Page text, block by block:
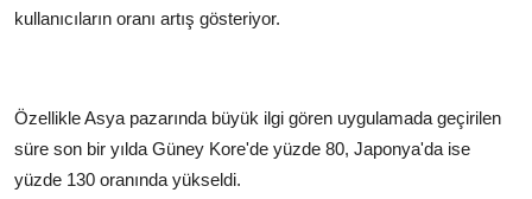
kullanıcıların oranı artış gösteriyor.
Özellikle Asya pazarında büyük ilgi gören uygulamada geçirilen
süre son bir yılda Güney Kore'de yüzde 80, Japonya'da ise
yüzde 130 oranında yükseldi.